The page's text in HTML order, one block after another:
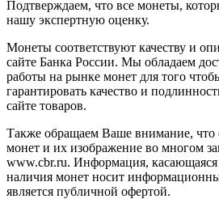
Подтверждаем, что все монеты,
нашу экспертную оценку.
Монеты соответствуют качеству и
сайте Банка России. Мы обладаем
работы на рынке монет для того
гарантировать качество и
сайте товаров.
Также обращаем Ваше внимание, что
монет и их изображение во многом
www.cbr.ru. Информация, касающаяся
наличия монет носит
является публичной офертой.